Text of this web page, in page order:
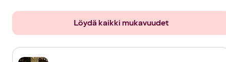
Löydä kaikki mukavuudet